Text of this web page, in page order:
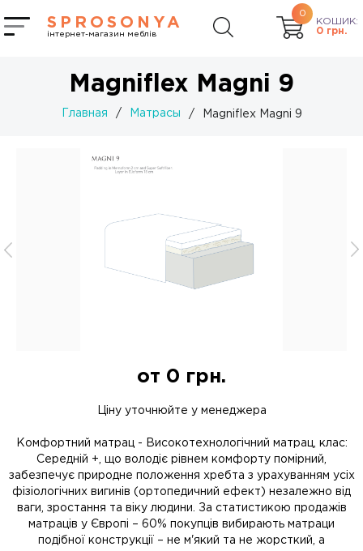
SPROSONYA
інтернет-магазин меблів
0
КОШИК:
0 грн.
Magniflex Magni 9
Главная / Матрасы / Magniflex Magni 9
от 0 грн.
Ціну уточнюйте у менеджера
Комфортний матрац - Високотехнологічний матрац, клас:
Середній +, що володіє рівнем комфорту помірний,
забезпечує природне положення хребта з урахуванням усіх
фізіологічних вигинів (ортопедичний ефект) незалежно від
ваги, зростання та віку людини. За статистикою продажів
матраців у Європі – 60% покупців вибирають матраци
подібної конструкції – не м'який та не жорсткий, а